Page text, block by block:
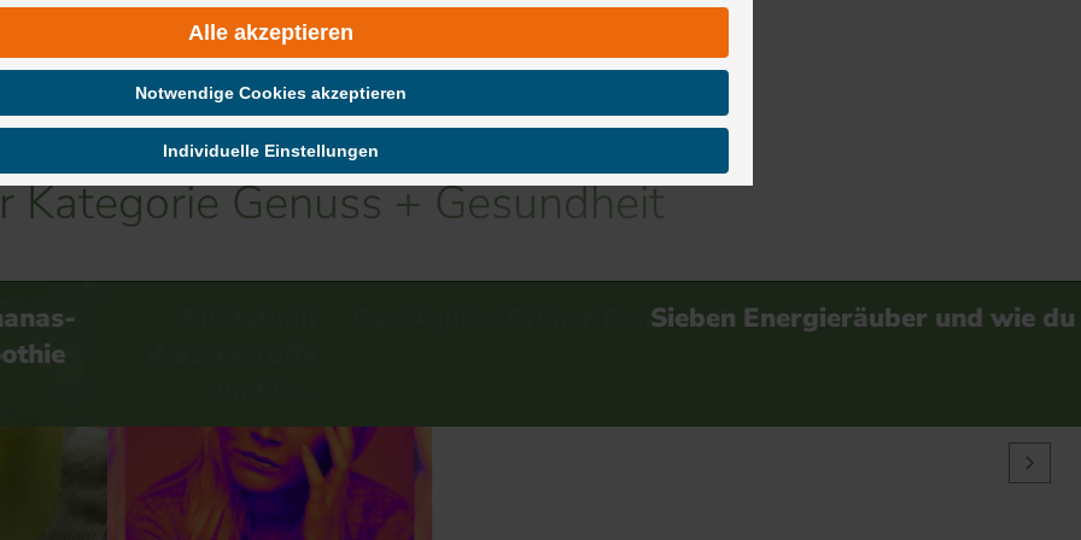
Genuss + Gesundheit
Der Aquion Grüner Romana SmoothieSieben Energieräuber und wie du sie ver…Teil 2: Achtsamkeit
Alle akzeptieren
Notwendige Cookies akzeptieren
Individuelle Einstellungen